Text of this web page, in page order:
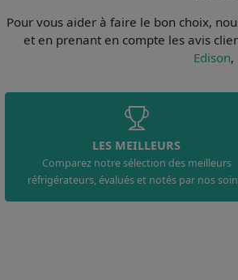
Pour vous aider à faire le bon choix,
et en prenant en compte les avis
Edison,
LES MEILLEURS
Comparez notre sélection des meilleurs
réfrigérateurs, évalués et notés par nos